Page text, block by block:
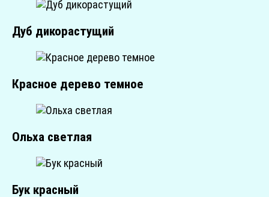
Дуб дикорастущий
Красное дерево темное
Ольха светлая
Бук красный